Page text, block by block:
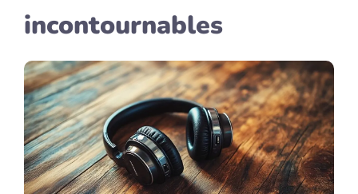
incontournables